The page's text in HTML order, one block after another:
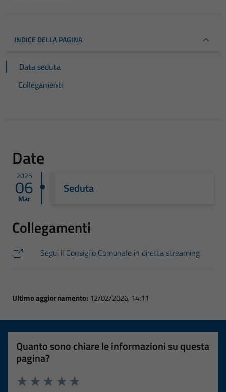
INDICE DELLA PAGINA
Data seduta
Collegamenti
Date
2025
06
Mar
Seduta
Collegamenti
Segui il Consiglio Comunale in diretta streaming
Ultimo aggiornamento: 12/02/2026, 14:11
Quanto sono chiare le informazioni su questa
pagina?